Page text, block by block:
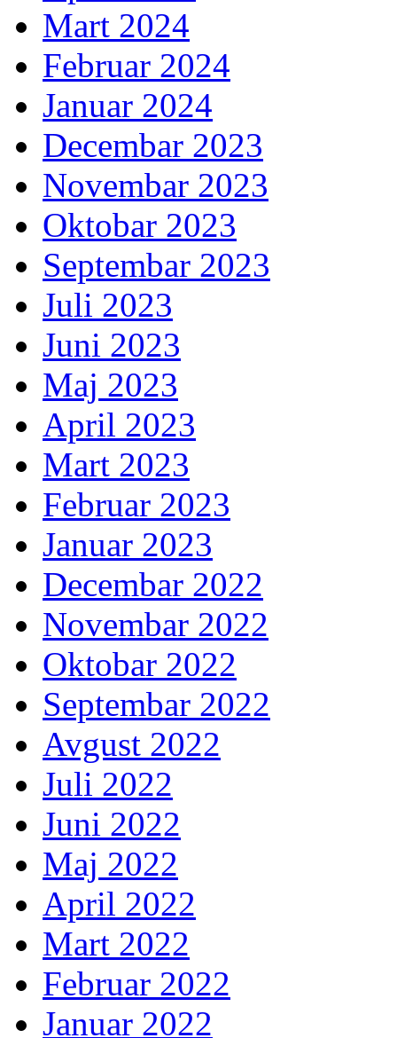
Mart 2024
Februar 2024
Januar 2024
Decembar 2023
Novembar 2023
Oktobar 2023
Septembar 2023
Juli 2023
Juni 2023
Maj 2023
April 2023
Mart 2023
Februar 2023
Januar 2023
Decembar 2022
Novembar 2022
Oktobar 2022
Septembar 2022
Avgust 2022
Juli 2022
Juni 2022
Maj 2022
April 2022
Mart 2022
Februar 2022
Januar 2022